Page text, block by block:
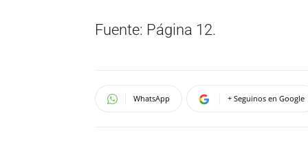
Fuente: Página 12.
WhatsApp + Seguinos en Google